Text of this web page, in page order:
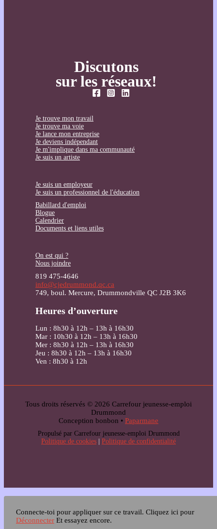
Discutons
sur les réseaux!
Je trouve mon travail
Je trouve ma voie
Je lance mon entreprise
Je deviens indépendant
Je m'implique dans ma communauté
Je suis un artiste
Je suis un employeur
Je suis un professionnel de l'éducation
Babillard d'emploi
Blogue
Calendrier
Documents et liens utiles
On est qui ?
Nous joindre
819 475-4646
info@cjedrummond.qc.ca
749, boul. Mercure, Drummondville QC J2B 3K6
Heures d’ouverture
Lun : 8h30 à 12h – 13h à 16h30
Mar : 10h30 à 12h – 13h à 16h30
Mer : 8h30 à 12h – 13h à 16h30
Jeu : 8h30 à 12h – 13h à 16h30
Ven : 8h30 à 12h
Tous droits réservés © 2026 Carrefour jeunesse-emploi
Drummond
Conception bonbon • Paparmane
Propulsé par Carrefour jeunesse-emploi Drummond
Politique de cookies
Politique de confidentialité
Connecte-toi pour appliquer sur ce travail. Cliquez ici pour
Déconnecter Et essayez encore.